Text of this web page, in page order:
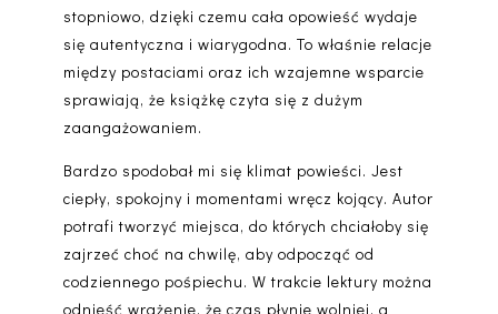
stopniowo, dzięki czemu cała opowieść wydaje
się autentyczna i wiarygodna. To właśnie relacje
między postaciami oraz ich wzajemne wsparcie
sprawiają, że książkę czyta się z dużym
zaangażowaniem.
Bardzo spodobał mi się klimat powieści. Jest
ciepły, spokojny i momentami wręcz kojący. Autor
potrafi tworzyć miejsca, do których chciałoby się
zajrzeć choć na chwilę, aby odpocząć od
codziennego pośpiechu. W trakcie lektury można
odnieść wrażenie, że czas płynie wolniej, a